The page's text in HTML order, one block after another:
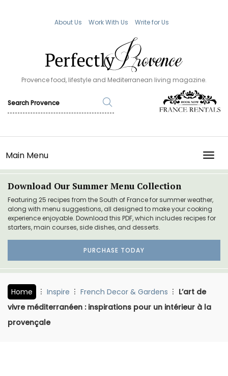
About Us Work With Us Write for Us
Provence food, lifestyle and Mediterranean living magazine.
Main Menu
Download Our Summer Menu Collection
Featuring 25 recipes from the South of France for summer weather,
along with menu suggestions, all designed to make your cooking
experience enjoyable. Download this PDF, which includes recipes for
starters, main courses, side dishes, and desserts.
PURCHASE TODAY
Home Inspire French Decor & Gardens
L’art de
vivre méditerranéen : inspirations pour un intérieur à la
provençale